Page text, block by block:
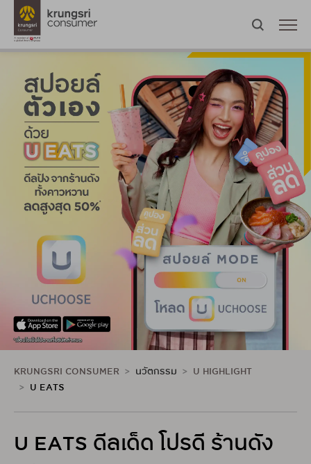
KRUNGSRI CONSUMER นวัตกรรม
U HIGHLIGHT
U EATS
U EATS ดีลเด็ด โปรดี ร้านดัง